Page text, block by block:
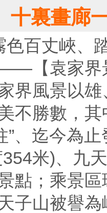
十裏畫廊
色百丈峽、
【袁家界
界風景以
不勝數，
”、迄今為
米)、九
點；乘景
子山被譽